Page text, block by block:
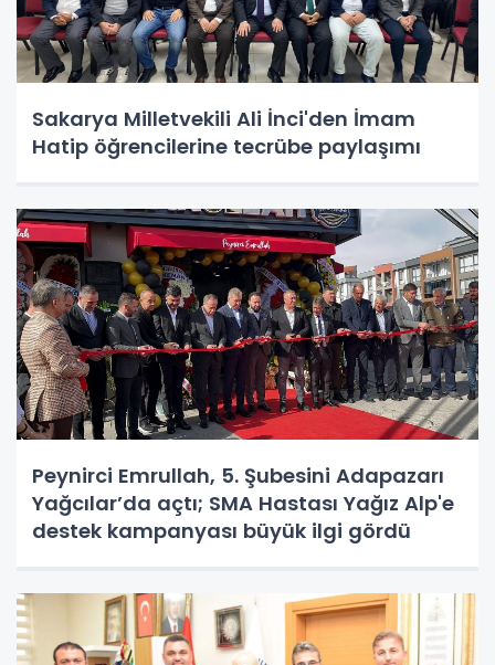
Sakarya Milletvekili Ali İnci'den İmam
Hatip öğrencilerine tecrübe paylaşımı
Peynirci Emrullah, 5. Şubesini Adapazarı
Yağcılar’da açtı; SMA Hastası Yağız Alp'e
destek kampanyası büyük ilgi gördü